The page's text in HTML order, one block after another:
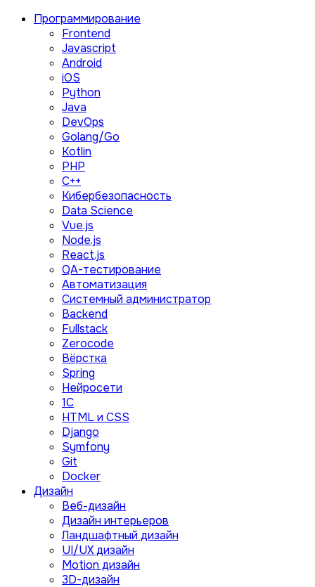
Программирование
Frontend
Javascript
Android
iOS
Python
Java
DevOps
Golang/Go
Kotlin
PHP
C++
Кибербезопасность
Data Science
Vue.js
Node.js
React.js
QA-тестирование
Автоматизация
Системный администратор
Backend
Fullstack
Zerocode
Вёрстка
Spring
Нейросети
1C
HTML и CSS
Django
Symfony
Git
Docker
Дизайн
Веб-дизайн
Дизайн интерьеров
Ландшафтный дизайн
UI/UX дизайн
Motion дизайн
3D-дизайн